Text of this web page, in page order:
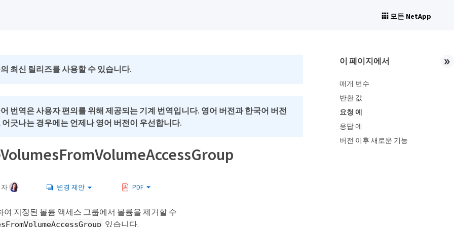
모든 NetApp
최신 릴리즈를 사용할 수 있습니다.
번역은 사용자 편의를 위해 제공되는 기계 번역입니다. 영어 버전과 한국어 버전
어긋나는 경우에는 언제나 영어 버전이 우선합니다.
변경 제안 PDF
여 지정된 볼륨 액세스 그룹에서 볼륨을 제거할 수
있습니다.
이 페이지에서
매개 변수
반환 값
요청 예
응답 예
버전 이후 새로운 기능